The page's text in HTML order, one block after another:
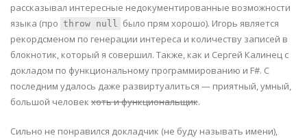
рассказывал интересные недокументированные возможности
языка (про throw null было прям хорошо). Игорь является
рекордсменом по генерации интереса и количеству записей в
блокнотик, который я совершил. Также, как и Сергей Калинец с
докладом по функциональному программированию и F#. С
последним удалось даже развиртуалиться — приятный, умный,
большой человек хоть и функциональщик.
Сильно не понравился докладчик (не буду называть имени),